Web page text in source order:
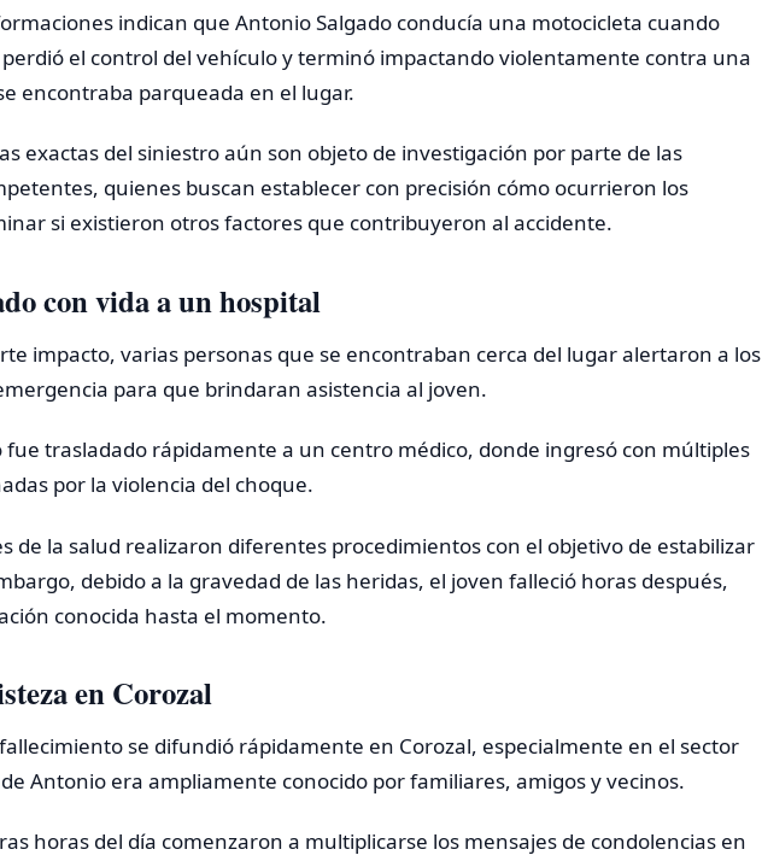
indican que Antonio Salgado conducía una motocicleta cuando
el control del vehículo y terminó impactando violentamente contra una
encontraba parqueada en el lugar.
exactas del siniestro aún son objeto de investigación por parte de las
quienes buscan establecer con precisión cómo ocurrieron los
si existieron otros factores que contribuyeron al accidente.
con vida a un hospital
impacto, varias personas que se encontraban cerca del lugar alertaron a los
para que brindaran asistencia al joven.
fue trasladado rápidamente a un centro médico, donde ingresó con múltiples
por la violencia del choque.
de la salud realizaron diferentes procedimientos con el objetivo de estabilizar
debido a la gravedad de las heridas, el joven falleció horas después,
conocida hasta el momento.
en Corozal
se difundió rápidamente en Corozal, especialmente en el sector
Antonio era ampliamente conocido por familiares, amigos y vecinos.
horas del día comenzaron a multiplicarse los mensajes de condolencias en